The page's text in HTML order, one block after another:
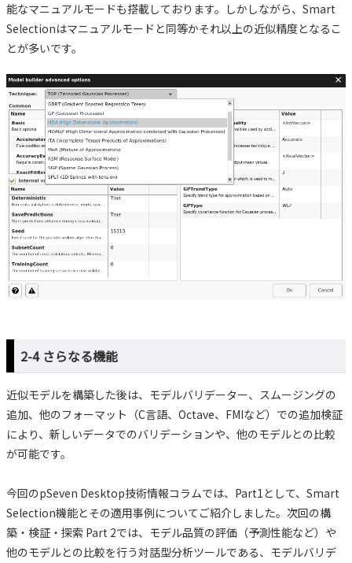
能なマニュアルモードも搭載しております。しかしながら、Smart
Selectionはマニュアルモードと同等かそれ以上の近似精度となるこ
とが多いです。
2-4 さらなる機能
近似モデルを構築した後は、モデルバリデーター、スムージングの
追加、他のフォーマット（C言語、Octave、FMIなど）での追加検証
により、新しいデータでのバリデーションや、他のモデルとの比較
が可能です。
今回のpSeven Desktop技術情報コラムでは、Part1として、Smart
Selection機能とその適用事例についてご紹介しました。次回の構
築・検証・探索 Part 2では、モデル品質の評価（予測性能など）や
他のモデルとの比較を行う対話型分析ツールである、モデルバリデ